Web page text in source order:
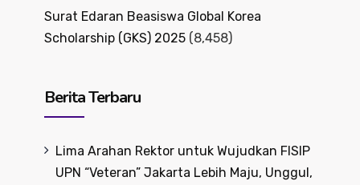
Surat Edaran Beasiswa Global Korea
Scholarship (GKS) 2025 (8,458)
Berita Terbaru
Lima Arahan Rektor untuk Wujudkan FISIP
UPN “Veteran” Jakarta Lebih Maju, Unggul,